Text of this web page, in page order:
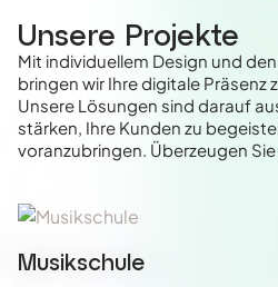
Unsere Projekte
Mit individuellem Design und
bringen wir Ihre digitale Präsenz
Unsere Lösungen sind darauf
stärken, Ihre Kunden zu
voranzubringen. Überzeugen
Musikschule